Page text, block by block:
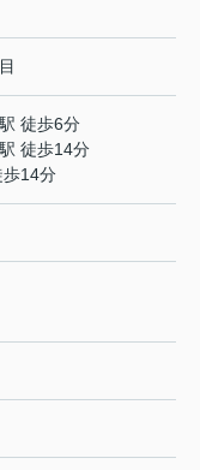
駅 徒歩6分
駅 徒歩14分
歩14分